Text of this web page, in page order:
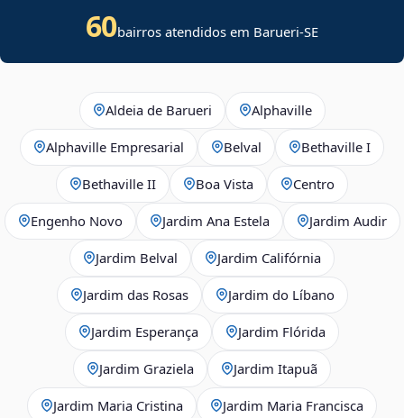
60bairros atendidos em Barueri-SE
Aldeia de Barueri Alphaville
Alphaville Empresarial Belval Bethaville I
Bethaville II Boa Vista Centro
Engenho Novo Jardim Ana Estela Jardim Audir
Jardim Belval Jardim Califórnia
Jardim das Rosas Jardim do Líbano
Jardim Esperança Jardim Flórida
Jardim Graziela Jardim Itapuã
Jardim Maria Cristina Jardim Maria Francisca